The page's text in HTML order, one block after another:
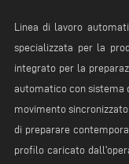
Linea di lavoro
specializzata per la
integrato per la
automatico con sistema
movimento
di preparare
profilo caricato